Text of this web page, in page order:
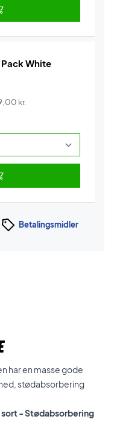
White
kr.
Betalingsmidler
har en masse gode
stødabsorbering
sort - Stødabsorbering